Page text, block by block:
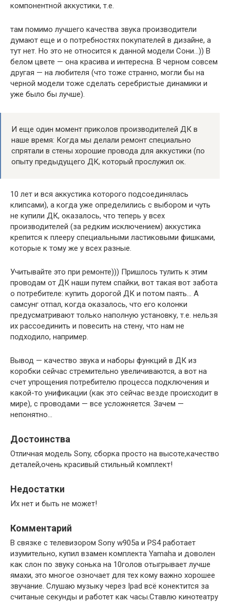
компонентной аккустики, т.е.
там помимо лучшего качества звука производители
думают еще и о потребностях покупателей в дизайне, а
тут нет. Но это не относится к данной модели Сони…)) В
белом цвете — она красива и интересна. В черном совсем
другая — на любителя (что тоже странно, могли бы на
черной модели тоже сделать серебристые динамики и
уже было бы лучше).
И еще один момент приколов производителей ДК в
наше время: Когда мы делали ремонт специально
спрятали в стены хорошие провода для аккустики (по
опыту предыдущего ДК, который прослужил ок.
10 лет и вся аккустика которого подсоединялась
клипсами), а когда уже определились с выбором и чуть
не купили ДК, оказалось, что теперь у всех
производителей (за редким исключением) аккустика
крепится к плееру специальными ластиковыми фишками,
которые к тому же у всех разные.
Учитывайте это при ремонте))) Пришлось тулить к этим
проводам от ДК наши путем спайки, вот такая вот забота
о потребителе: купить дорогой ДК и потом паять… А
самсунг отпал, когда оказалось, что его колонки
предусматривают только наполную установку, т.е. нельзя
их рассоединить и повесить на стену, что нам не
подходило, например.
Вывод — качество звука и наборы функций в ДК из
коробки сейчас стремительно увеличиваются, а вот на
счет упрощения потребителю процесса подключения и
какой-то унификации (как это сейчас везде происходит в
мире), с проводами — все усложняется. Зачем —
непонятно…
Достоинства
Отличная модель Sony, сборка просто на высоте,качество
деталей,очень красивый стильный комплект!
Недостатки
Их нет и быть не может!
Комментарий
В связке с телевизором Sony w905a и PS4 работает
изумительно, купил взамен комплекта Yamaha и доволен
как слон по звуку сонька на 10голов отыгрывает лучше
ямахи, это многое озночает для тех кому важно хорошее
звучание. Слушаю музыку через Ipad всё конектится за
считаные секунды и работет как часы.Ставлю кинотеатру